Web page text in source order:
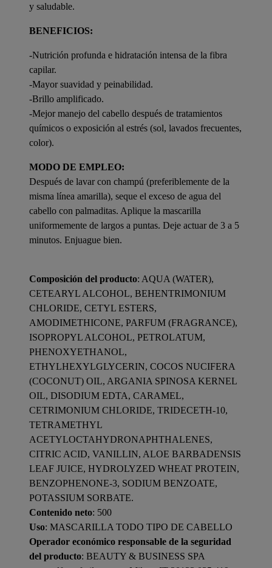
y saludable.
BENEFICIOS:
-Nutrición profunda e hidratación intensa de la fibra
capilar.
-Mayor suavidad y peinabilidad.
-Brillo amplificado.
-Mejor manejo del cabello después de tratamientos
químicos o exposición al estrés (sol, lavados frecuentes,
color).
MODO DE EMPLEO:
Después de lavar con champú (preferiblemente de la
misma línea amarilla), seque el exceso de agua del
cabello con palmaditas. Aplique la mascarilla
uniformemente de largos a puntas. Deje actuar de 3 a 5
minutos. Enjuague bien.
Composición del producto: AQUA (WATER),
CETEARYL ALCOHOL, BEHENTRIMONIUM
CHLORIDE, CETYL ESTERS,
AMODIMETHICONE, PARFUM (FRAGRANCE),
ISOPROPYL ALCOHOL, PETROLATUM,
PHENOXYETHANOL,
ETHYLHEXYLGLYCERIN, COCOS NUCIFERA
(COCONUT) OIL, ARGANIA SPINOSA KERNEL
OIL, DISODIUM EDTA, CARAMEL,
CETRIMONIUM CHLORIDE, TRIDECETH-10,
TETRAMETHYL
ACETYLOCTAHYDRONAPHTHALENES,
CITRIC ACID, VANILLIN, ALOE BARBADENSIS
LEAF JUICE, HYDROLYZED WHEAT PROTEIN,
BENZOPHENONE-3, SODIUM BENZOATE,
POTASSIUM SORBATE.
Contenido neto: 500
Uso: MASCARILLA TODO TIPO DE CABELLO
Operador económico responsable de la seguridad
del producto: BEAUTY & BUSINESS SPA